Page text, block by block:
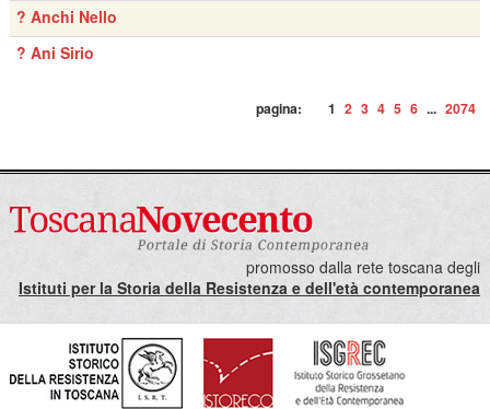
? Anchi Nello
? Ani Sirio
pagina: 1 2 3 4 5 6 ... 2074
promosso dalla rete toscana degli
Istituti per la Storia della Resistenza e dell'età contemporanea